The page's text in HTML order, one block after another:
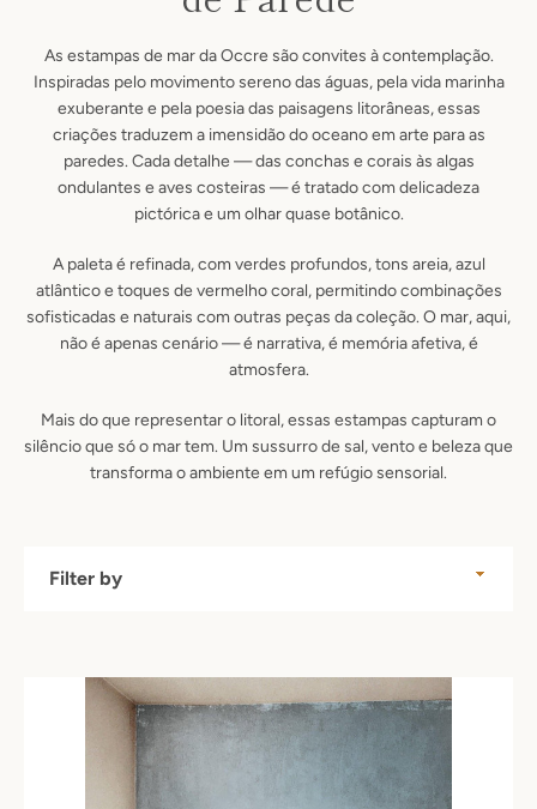
FacebookPinterestInstagram
SEARCH
As estampas de mar da Occre são convites à contemplação.
Inspiradas pelo movimento sereno das águas, pela vida marinha
exuberante e pela poesia das paisagens litorâneas, essas
criações traduzem a imensidão do oceano em arte para as
paredes. Cada detalhe — das conchas e corais às algas
ondulantes e aves costeiras — é tratado com delicadeza
pictórica e um olhar quase botânico.
A paleta é refinada, com verdes profundos, tons areia, azul
atlântico e toques de vermelho coral, permitindo combinações
sofisticadas e naturais com outras peças da coleção. O mar, aqui,
não é apenas cenário — é narrativa, é memória afetiva, é
atmosfera.
Mais do que representar o litoral, essas estampas capturam o
silêncio que só o mar tem. Um sussurro de sal, vento e beleza que
transforma o ambiente em um refúgio sensorial.